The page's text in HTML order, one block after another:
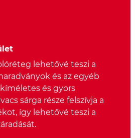
lehetővé teszi a
és az egyéb
és gyors
sárga része felszívja a
így lehetővé teszi a